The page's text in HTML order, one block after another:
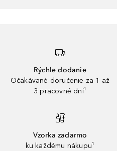
Rýchle dodanie
Očakávané doručenie za 1 až
3 pracovné dni¹
Vzorka zadarmo
ku každému nákupu¹